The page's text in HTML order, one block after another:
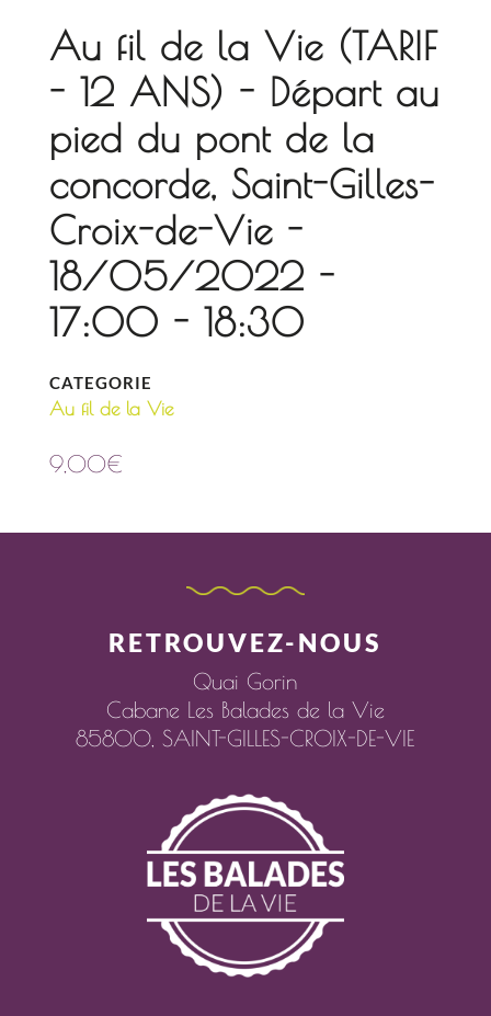
Au fil de la Vie (TARIF
- 12 ANS) - Départ au
pied du pont de la
concorde, Saint-Gilles-
Croix-de-Vie -
18/05/2022 -
17:00 - 18:30
CATEGORIE
Au fil de la Vie
9,00€
RETROUVEZ-NOUS
Quai Gorin
Cabane Les Balades de la Vie
85800,SAINT-GILLES-CROIX-DE-VIE